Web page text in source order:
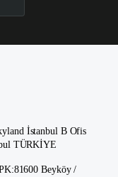
İstanbul B Ofis
TÜRKİYE
Beyköy /